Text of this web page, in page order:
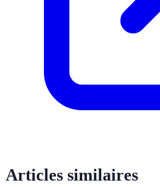
Articles similaires